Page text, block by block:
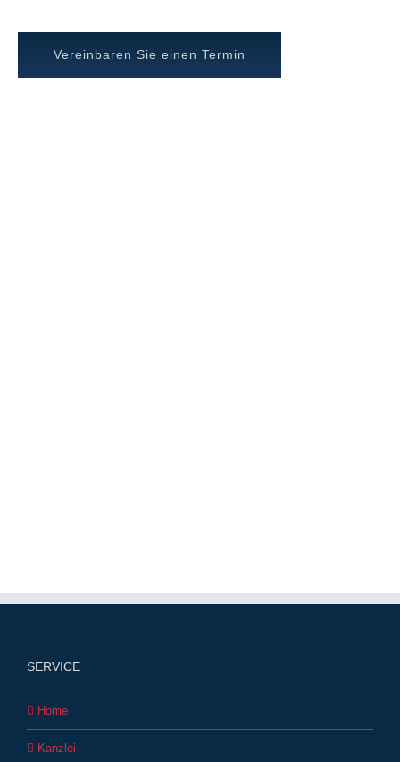
Vereinbaren Sie einen Termin
SERVICE
Home
Kanzlei